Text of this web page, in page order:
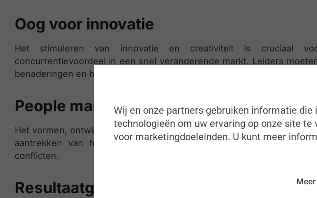
Oog voor innovatie
Het stimuleren van innovatie en creativiteit is cruciaal
concurrentievoordeel in een snel veranderende markt. Leiders
benaderingen en hun teams aanmoedigen om buiten de gebaande
People management
Het vormen, ontwikkelen en leiden van effectieve teams is een
aantrekken van het juiste talent, het bevorderen van
conflicten.
Resultaatgerichtheid
Wij en onze partners gebruiken informatie
technologieën om uw ervaring op onze site
voor marketingdoeleinden. U kunt meer